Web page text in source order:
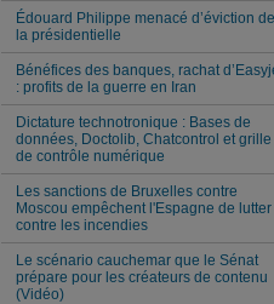
Édouard Philippe menacé d’éviction de
la présidentielle
Bénéfices des banques, rachat
: profits de la guerre en Iran
Dictature technotronique : Bases de
données, Doctolib, Chatcontrol et grille
de contrôle numérique
Les sanctions de Bruxelles contre
Moscou empêchent l'Espagne de lutter
contre les incendies
Le scénario cauchemar que le Sénat
prépare pour les créateurs de contenu
(Vidéo)